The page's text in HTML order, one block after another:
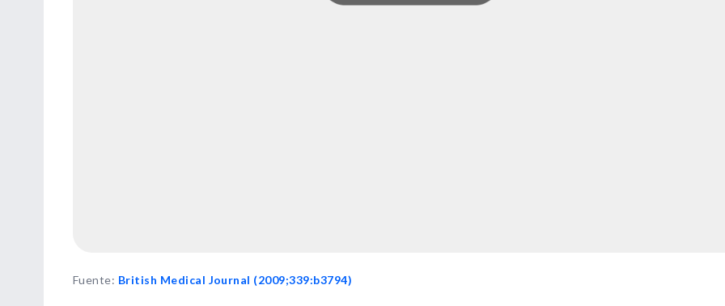
Fuente: British Medical Journal (2009;339:b3794)